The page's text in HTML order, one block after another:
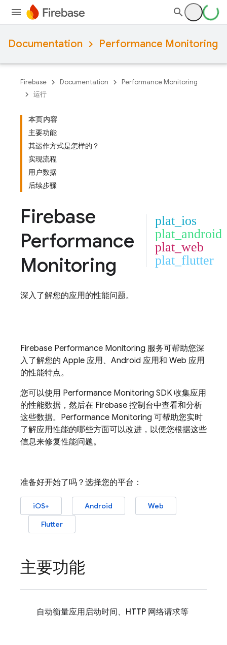
Documentation Performance Monitoring
Firebase Documentation
Performance Monitoring
运行
本页内容
主要功能
其运作方式是怎样的？
实现流程
用户数据
后续步骤
Firebase
Performance
Monitoring
plat_ios
plat_android
plat_web
plat_flutter
深入了解您的应用的性能问题。
Firebase Performance Monitoring 服务可帮助您深
入了解您的 Apple 应用、Android 应用和 Web 应用
的性能特点。
您可以使用 Performance Monitoring SDK 收集应用
的性能数据，然后在 Firebase 控制台中查看和分析
这些数据。 Performance Monitoring 可帮助您实时
了解应用性能的哪些方面可以改进，以便您根据这些
信息来修复性能问题。
准备好开始了吗？选择您的平台：
iOS+ Android
Web
Flutter
主要功能
自动衡量应用启动时间、HTTP 网络请求等